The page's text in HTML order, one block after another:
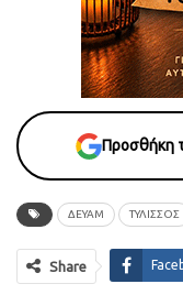
Προσθήκη
ΔΕΥΑΜ ΤΥΛΙΣΣΟΣ
Share